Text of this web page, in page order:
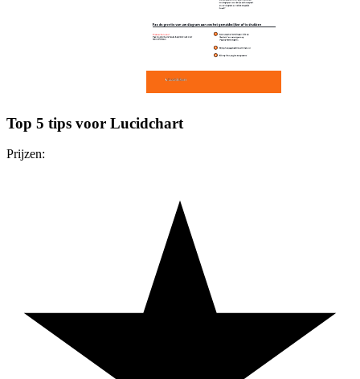
Top 5 tips voor Lucidchart
Prijzen: